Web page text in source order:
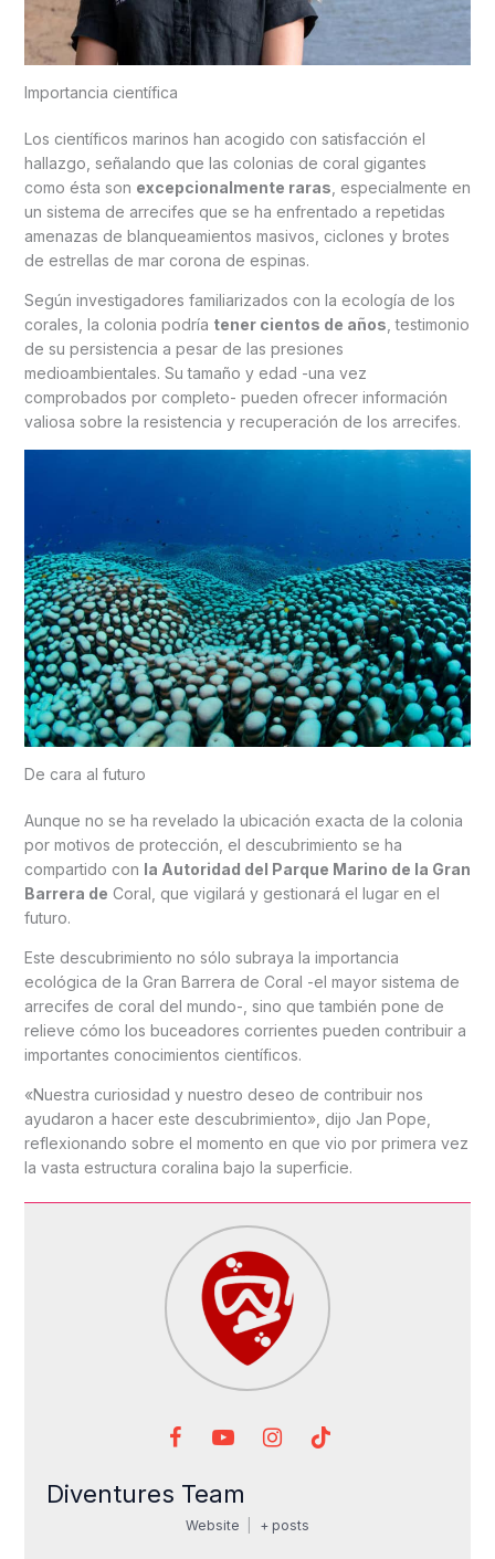
Importancia científica
Los científicos marinos han acogido con satisfacción el
hallazgo, señalando que las colonias de coral gigantes
como ésta son excepcionalmente raras , especialmente en
un sistema de arrecifes que se ha enfrentado a repetidas
amenazas de blanqueamientos masivos, ciclones y brotes
de estrellas de mar corona de espinas.
Según investigadores familiarizados con la ecología de los
corales, la colonia podría tener cientos de años , testimonio
de su persistencia a pesar de las presiones
medioambientales. Su tamaño y edad -una vez
comprobados por completo- pueden ofrecer información
valiosa sobre la resistencia y recuperación de los arrecifes.
De cara al futuro
Aunque no se ha revelado la ubicación exacta de la colonia
por motivos de protección, el descubrimiento se ha
compartido con la Autoridad del Parque Marino de la Gran
Barrera de Coral, que vigilará y gestionará el lugar en el
futuro.
Este descubrimiento no sólo subraya la importancia
ecológica de la Gran Barrera de Coral -el mayor sistema de
arrecifes de coral del mundo-, sino que también pone de
relieve cómo los buceadores corrientes pueden contribuir a
importantes conocimientos científicos.
«Nuestra curiosidad y nuestro deseo de contribuir nos
ayudaron a hacer este descubrimiento», dijo Jan Pope,
reflexionando sobre el momento en que vio por primera vez
la vasta estructura coralina bajo la superficie.
Diventures Team
Website + posts